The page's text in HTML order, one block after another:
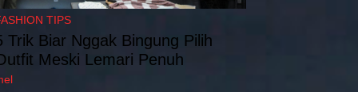
TIPS
Trik Biar Nggak Bingung Pilih
Meski Lemari Penuh